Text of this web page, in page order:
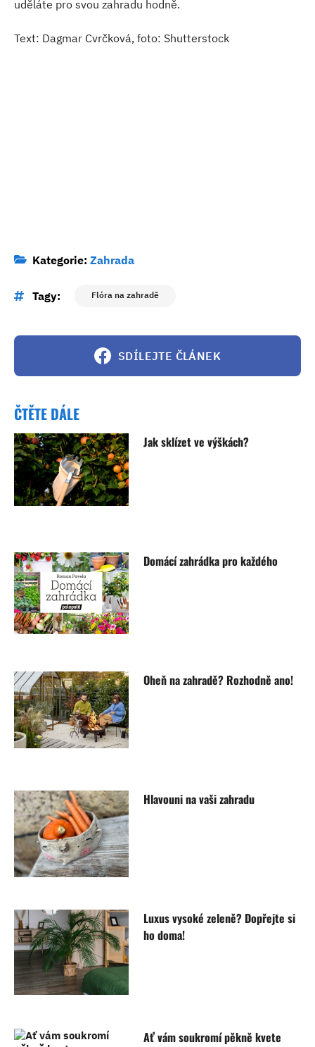
uděláte pro svou zahradu hodně.
Text: Dagmar Cvrčková, foto: Shutterstock
Kategorie: Zahrada
Tagy: Flóra na zahradě
SDÍLEJTE ČLÁNEK
ČTĚTE DÁLE
Jak sklízet ve výškách?
Domácí zahrádka pro každého
Oheň na zahradě? Rozhodně ano!
Hlavouni na vaši zahradu
Luxus vysoké zeleně? Dopřejte si
ho doma!
Ať vám soukromí pěkně kvete